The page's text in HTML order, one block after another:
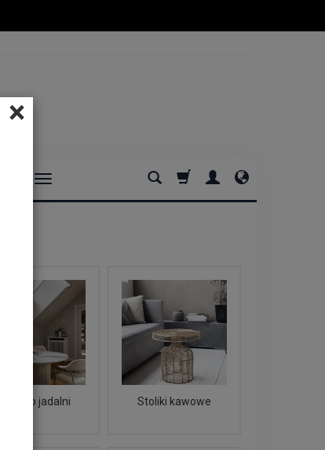
×
Stoły do jadalni Stoliki kawowe